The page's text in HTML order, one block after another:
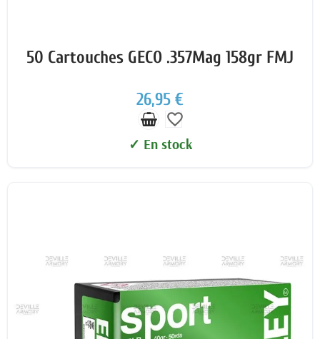
50 Cartouches GECO .357Mag 158gr FMJ
26,95 €
favorite_border
✓ En stock